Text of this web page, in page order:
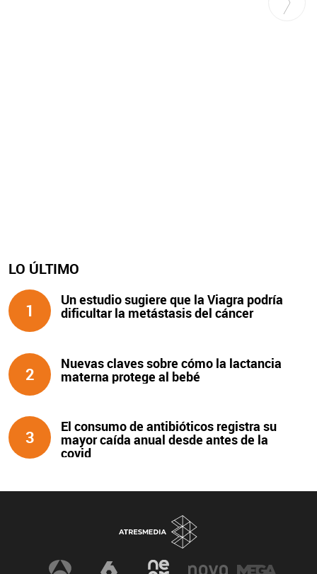
LO ÚLTIMO
1
Un estudio sugiere que la Viagra podría
dificultar la metástasis del cáncer
2
Nuevas claves sobre cómo la lactancia
materna protege al bebé
3
El consumo de antibióticos registra su
mayor caída anual desde antes de la
covid